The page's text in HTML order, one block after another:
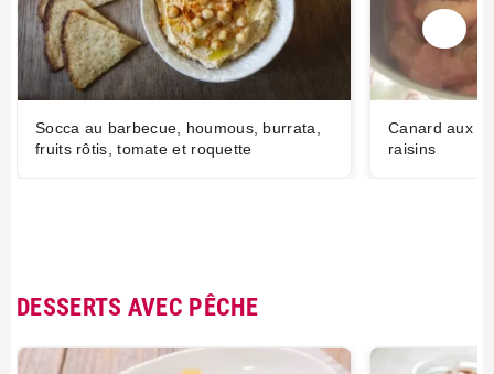
Socca au barbecue, houmous, burrata,
fruits rôtis, tomate et roquette
Canard aux
raisins
DESSERTS AVEC PÊCHE